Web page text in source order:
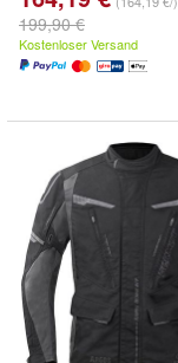
199,90 €
Kostenloser Versand